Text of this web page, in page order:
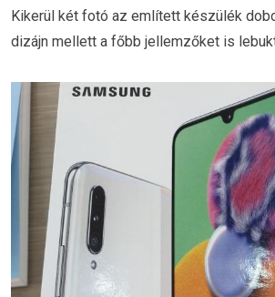
Kikerül két fotó az említett készülék
dizájn mellett a főbb jellemzőket is